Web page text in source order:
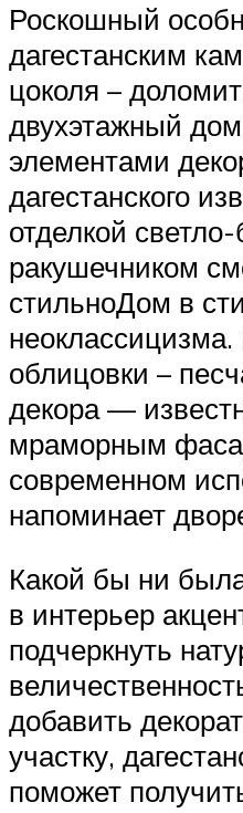
Роскошный
дагестанским
цоколя –
двухэтажный
элементами
дагестанского
отделкой
ракушечником
стильноДом в
облицовки –
декора —
мраморным
современном
напоминает
Какой бы ни
в интерьер
подчеркнуть
добавить
участку,
поможет